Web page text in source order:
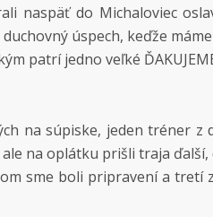
naspäť do Michaloviec
úspech, keďže
patrí jedno veľké
na súpiske, jeden tréner z
na oplátku prišli traja ďalší,
sme boli pripravení a tretí